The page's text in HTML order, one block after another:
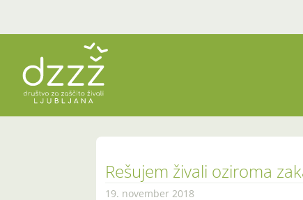
Rešujem živali oziroma
19. november 2018